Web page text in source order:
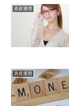
資産運用
資産運用